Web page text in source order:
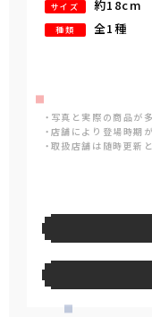
サイズ 約18cm
種類 全1種
・写真と実際の商品が
・店舗により登場時期
・取扱店舗は随時更新